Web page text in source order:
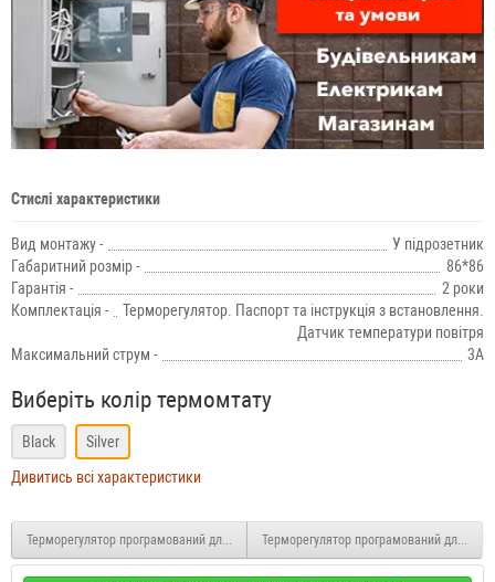
Стислі характеристики
Вид монтажу -
У підрозетник
Габаритний розмір -
86*86
Гарантія -
2 роки
Комплектація -
Терморегулятор. Паспорт та інструкція з встановлення.
Датчик температури повітря
Максимальний струм -
3А
Виберіть колір термомтату
Black
Silver
Дивитись всі характеристики
Терморегулятор програмований для опалювальних котлів Castle АС8078G
Терморегулятор програмований для